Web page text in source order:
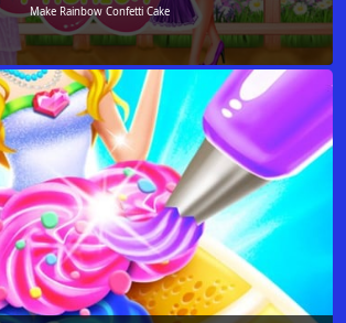
Make Rainbow Confetti Cake